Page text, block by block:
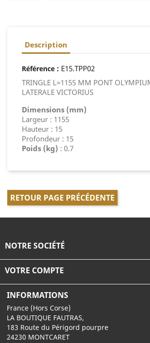
Description
Référence : E15.TPP02
TRINGLE L=1155 MM PONT
LATERALE VICTORIUS
Dimensions (mm)
Largeur : 1155
Hauteur : 15
Profondeur : 15
Poids (kg) : 0.7
RETOUR PAGE PRÉCÉDENTE
NOTRE SOCIÉTÉ
VOTRE COMPTE
INFORMATIONS
France (Hors Corse)
LA BOUTIQUE FAUTRAS,
183 Route du Périgord pourpre
24230 MONTCARET